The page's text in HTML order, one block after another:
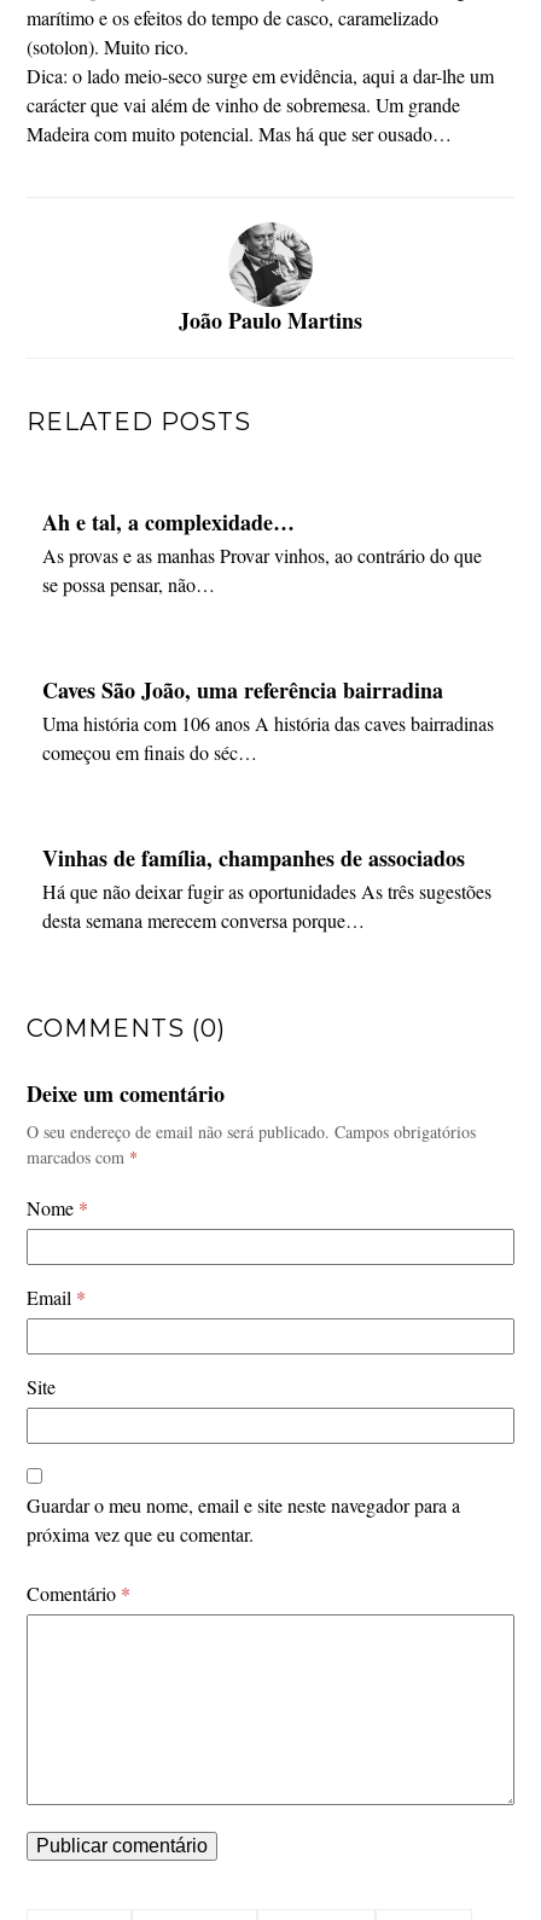
marítimo e os efeitos do tempo de casco, caramelizado
(sotolon). Muito rico.
Dica: o lado meio-seco surge em evidência, aqui a dar-lhe um
carácter que vai além de vinho de sobremesa. Um grande
Madeira com muito potencial. Mas há que ser ousado…
João Paulo Martins
RELATED POSTS
Ah e tal, a complexidade…
As provas e as manhas Provar vinhos, ao contrário do que
se possa pensar, não…
Caves São João, uma referência bairradina
Uma história com 106 anos A história das caves bairradinas
começou em finais do séc…
Vinhas de família, champanhes de associados
Há que não deixar fugir as oportunidades As três sugestões
desta semana merecem conversa porque…
COMMENTS (0)
Deixe um comentário
O seu endereço de email não será publicado. Campos obrigatórios
marcados com *
Nome *
Email *
Site
Guardar o meu nome, email e site neste navegador para a
próxima vez que eu comentar.
Comentário *